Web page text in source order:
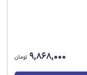
9,868,000 تومان